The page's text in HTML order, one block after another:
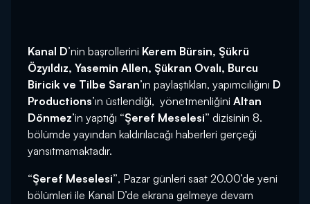
Kanal D’nin başrollerini Kerem Bürsin, Şükrü
Özyıldız, Yasemin Allen, Şükran Ovalı, Burcu
Biricik ve Tilbe Saran’ın paylaştıkları, yapımcılığını D
Productions’ın üstlendiği, yönetmenliğini Altan
Dönmez’in yaptığı “Şeref Meselesi” dizisinin 8.
bölümde yayından kaldırılacağı haberleri gerçeği
yansıtmamaktadır.
“Şeref Meselesi”, Pazar günleri saat 20.00’de yeni
bölümleri ile Kanal D’de ekrana gelmeye devam